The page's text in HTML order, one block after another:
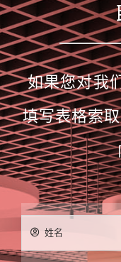
如果您对我
填写表格索